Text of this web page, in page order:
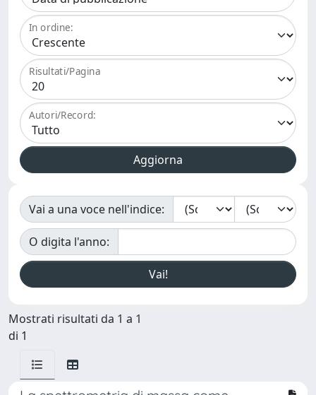
In ordine:
Risultati/Pagina
Autori/Record:
Vai a una voce nell'indice:
O digita l'anno:
Mostrati risultati da 1 a 1
di 1